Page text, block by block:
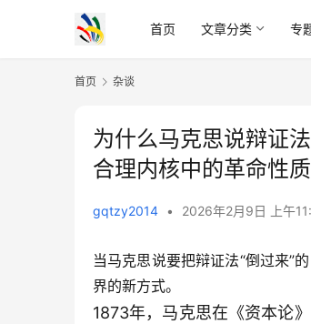
首页 文章分类 专
首页 杂谈
为什么马克思说辩证
合理内核中的革命性质
gqtzy2014 • 2026年2月9日 上午
当马克思说要把辩证法“倒过来”
界的新方式。
1873年，马克思在《资本论